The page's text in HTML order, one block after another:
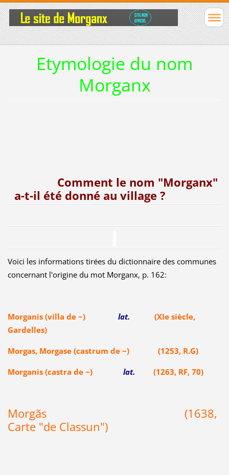
Etymologie du nom
Morganx
Comment le nom "Morganx"
a-t-il été donné au village ?
Voici les informations tirées du dictionnaire des communes
concernant l'origine du mot Morganx, p. 162:
Morganis (villa de ~) lat. (XIe siècle,
Gardelles)
Morgas, Morgase (castrum de ~) (1253, R.G)
Morganis (castra de ~) lat. (1263, RF, 70)
Morgãs (1638,
Carte "de Classun")